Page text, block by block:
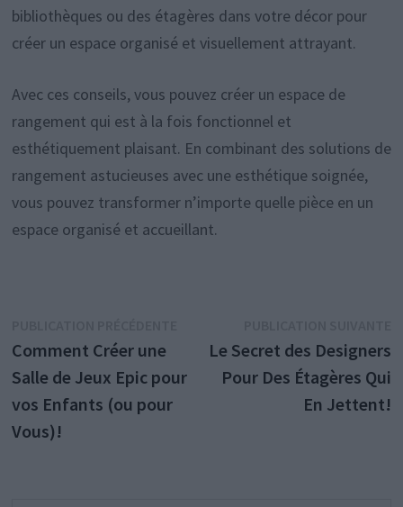
bibliothèques ou des étagères dans votre décor pour
créer un espace organisé et visuellement attrayant.
Avec ces conseils, vous pouvez créer un espace de
rangement qui est à la fois fonctionnel et
esthétiquement plaisant. En combinant des solutions de
rangement astucieuses avec une esthétique soignée,
vous pouvez transformer n’importe quelle pièce en un
espace organisé et accueillant.
de
l’article
précédente :
Comment Créer une
Salle de Jeux Epic pour
vos Enfants (ou pour
Vous)!
Le Secret des Designers
Pour Des Étagères Qui
En Jettent!